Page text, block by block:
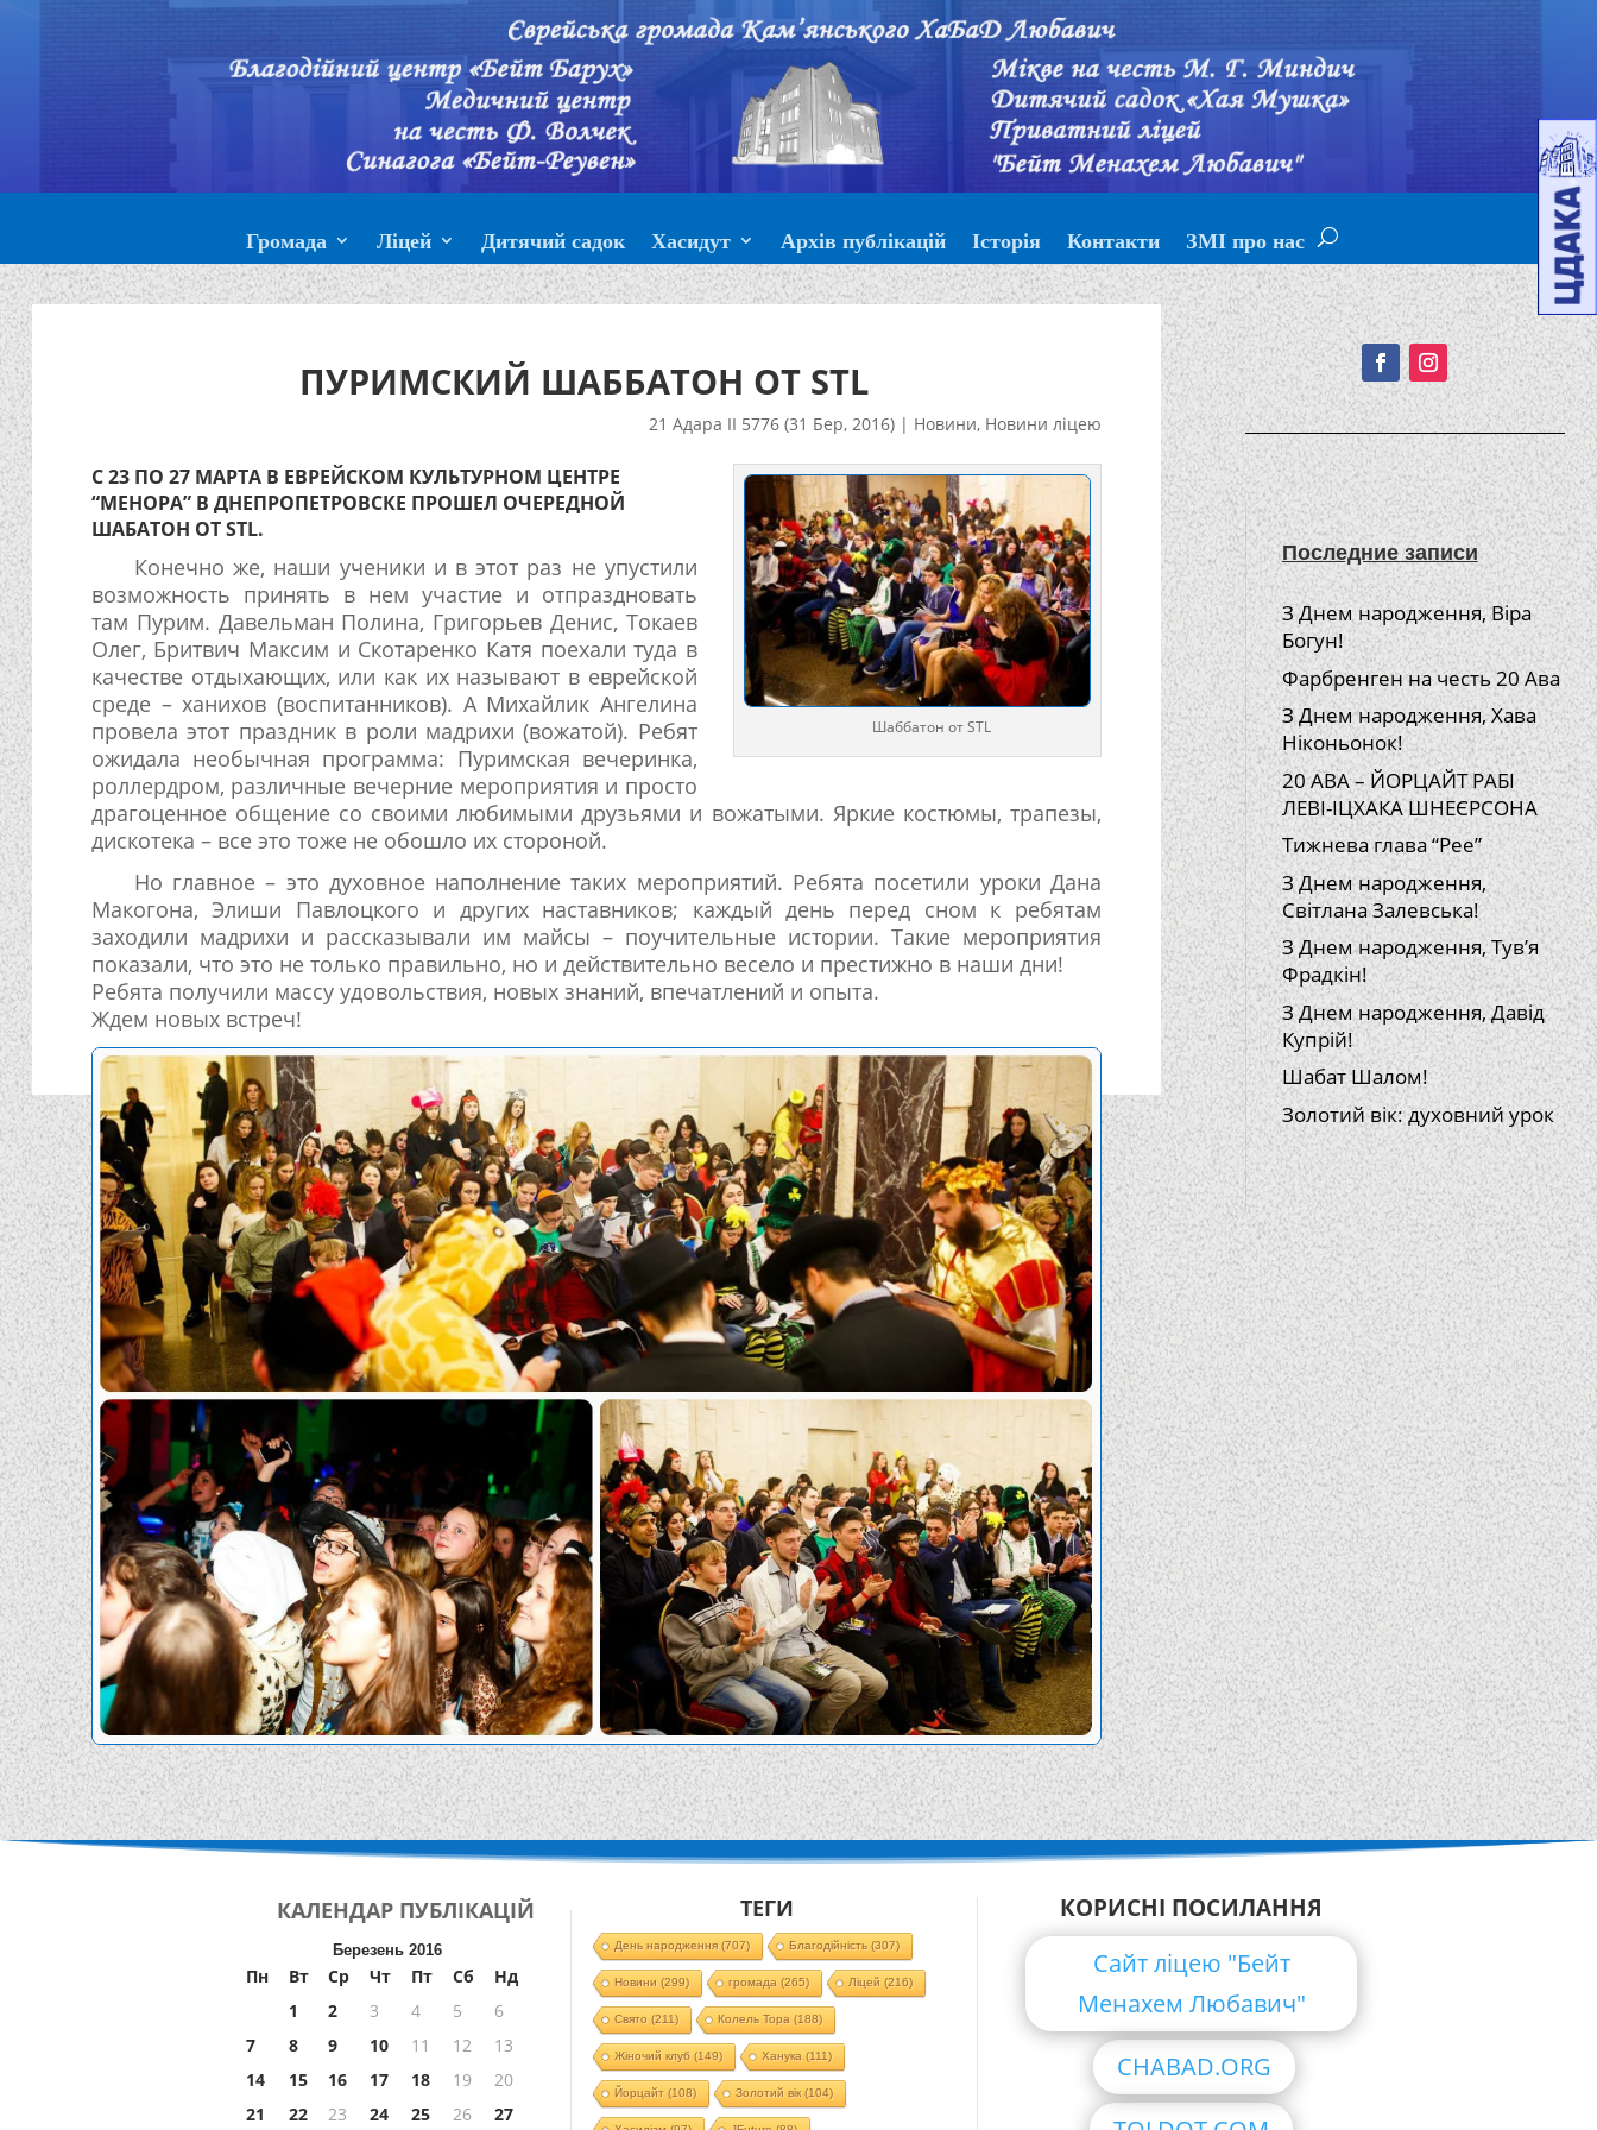
Громада Ліцей Дитячий садок Хасидут Архів публікацій Історія Контакти ЗМІ про нас
ПУРИМСКИЙ ШАББАТОН ОТ STL
21 Адара II 5776 (31 Бер, 2016)| Новини, Новини ліцею
Шаббатон от STL
С 23 ПО 27 МАРТА В ЕВРЕЙСКОМ КУЛЬТУРНОМ ЦЕНТРЕ
“МЕНОРА” В ДНЕПРОПЕТРОВСКЕ ПРОШЕЛ ОЧЕРЕДНОЙ
ШАБАТОН ОТ STL.
Конечно же, наши ученики и в этот раз не упустили
возможность принять в нем участие и отпраздновать
там Пурим. Давельман Полина, Григорьев Денис, Токаев
Олег, Бритвич Максим и Скотаренко Катя поехали туда в
качестве отдыхающих, или как их называют в еврейской
среде – ханихов (воспитанников). А Михайлик Ангелина
провела этот праздник в роли мадрихи (вожатой). Ребят
ожидала необычная программа: Пуримская вечеринка,
роллердром, различные вечерние мероприятия и просто
драгоценное общение со своими любимыми друзьями и вожатыми. Яркие костюмы, трапезы,
дискотека – все это тоже не обошло их стороной.
Но главное – это духовное наполнение таких мероприятий. Ребята посетили уроки Дана
Макогона, Элиши Павлоцкого и других наставников; каждый день перед сном к ребятам
заходили мадрихи и рассказывали им майсы – поучительные истории. Такие мероприятия
показали, что это не только правильно, но и действительно весело и престижно в наши дни!
Ребята получили массу удовольствия, новых знаний, впечатлений и опыта.
Ждем новых встреч!
Подписывайтесь!
Последние записи
З Днем народження, Віра
Богун!
Фарбренген на честь 20 Ава
З Днем народження, Хава
Ніконьонок!
20 АВА – ЙОРЦАЙТ РАБІ
ЛЕВІ-ІЦХАКА ШНЕЄРСОНА
Тижнева глава “Рее”
З Днем народження,
Світлана Залевська!
З Днем народження, Тув’я
Фрадкін!
З Днем народження, Давід
Купрій!
Шабат Шалом!
Золотий вік: духовний урок
КАЛЕНДАР ПУБЛІКАЦІЙ
Березень 2016
Пн Вт Ср Чт Пт Сб
Нд
1
2 3 4 5
6
7
8 9 10 11 12
13
14
15 16 17 18 19
20
21
22 23 24 25 26 27
ТЕГИ
День народження(707) Благодійність (307)
Новини (299) громада (265) Ліцей (216)
Свято (211) Колель Тора (188)
Жіночий клуб (149) Ханука (111)
Йорцайт (108) Золотий вік(104)
КОРИСНІ ПОСИЛАННЯ
Сайт ліцею "Бейт
Менахем Любавич"
CHABAD.ORG